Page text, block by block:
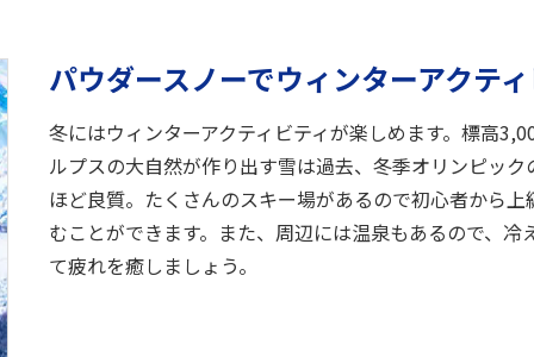
パウダースノーでウィンターアクテ
冬にはウィンターアクティビティが楽しめます。標高
ルプスの大自然が作り出す雪は過去、冬季オリンピック
ほど良質。たくさんのスキー場があるので初心者から上
むことができます。また、周辺には温泉もあるので、冷
て疲れを癒しましょう。